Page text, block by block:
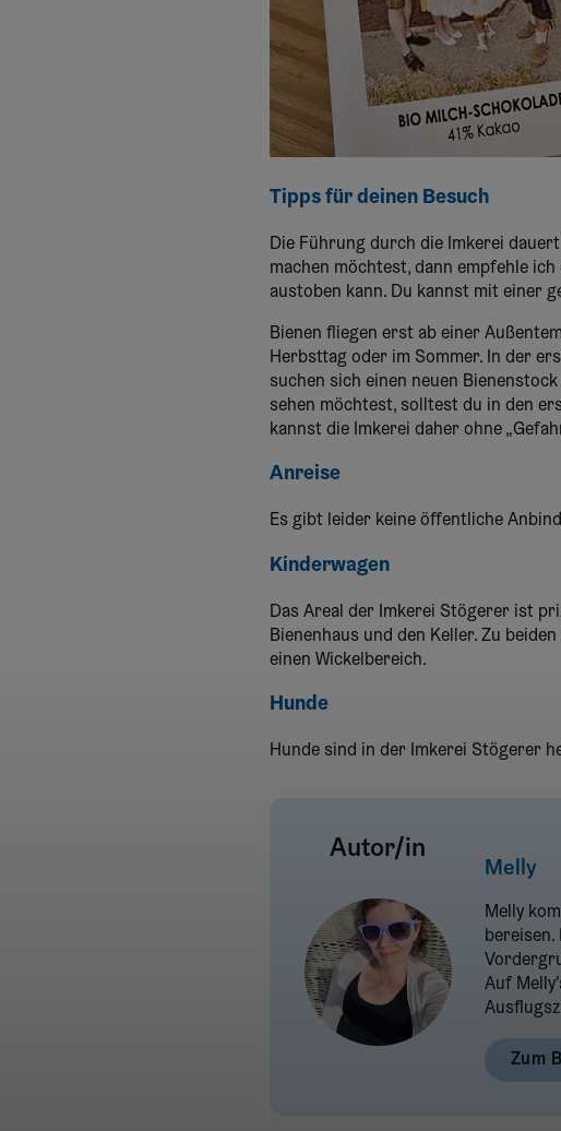
Tipps für deinen Besuch
Die Führung durch die Imkerei
machen möchtest, dann empfehle
austoben kann. Du kannst mit einer
Bienen fliegen erst ab einer
Herbsttag oder im Sommer. In der
suchen sich einen neuen
sehen möchtest, solltest du in den
kannst die Imkerei daher ohne
Anreise
Es gibt leider keine öffentliche
Kinderwagen
Das Areal der Imkerei Stögerer ist
Bienenhaus und den Keller. Zu
einen Wickelbereich.
Hunde
Hunde sind in der Imkerei Stögerer
Autor/in
Melly
Melly
Auf
Zum